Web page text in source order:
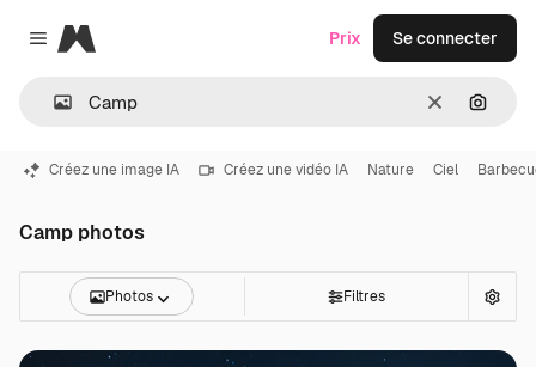
Close menu
Magnific
Effacer
Prix Se connecter
Créez une image IA Créez une vidéo IA Nature Ciel
Camp photos
Photos Filtres